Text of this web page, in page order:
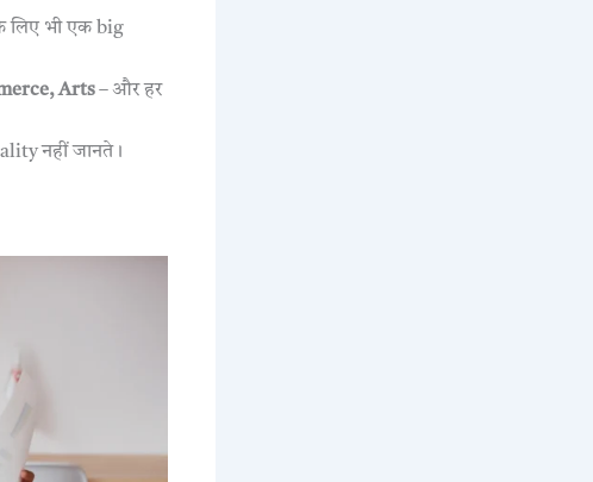
लिए भी एक big
Arts– और हर
नहीं जानते।